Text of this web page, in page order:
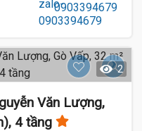
0903394679
2
Văn Lượng,
4 tầng